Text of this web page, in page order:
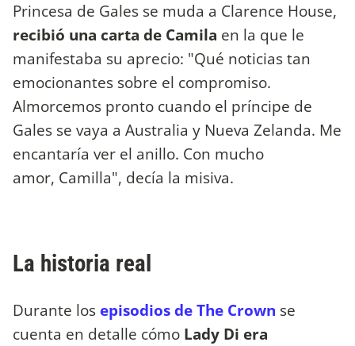
Princesa de Gales se muda a Clarence House,
recibió una carta de Camila en la que le
manifestaba su aprecio: "Qué noticias tan
emocionantes sobre el compromiso.
Almorcemos pronto cuando el príncipe de
Gales se vaya a Australia y Nueva Zelanda. Me
encantaría ver el anillo. Con mucho
amor, Camilla", decía la misiva.
La historia real
Durante los episodios de The Crown se
cuenta en detalle cómo Lady Di era